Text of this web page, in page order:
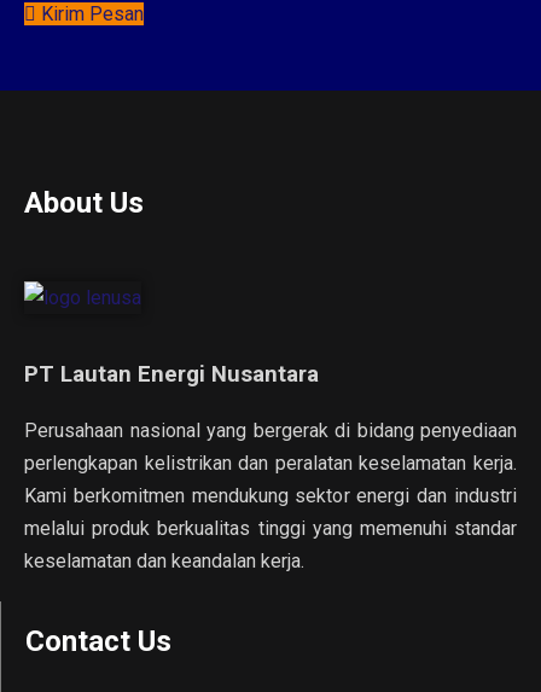
Kirim Pesan
About Us
PT Lautan Energi Nusantara
Perusahaan nasional yang bergerak di bidang penyediaan
perlengkapan kelistrikan dan peralatan keselamatan kerja.
Kami berkomitmen mendukung sektor energi dan industri
melalui produk berkualitas tinggi yang memenuhi standar
keselamatan dan keandalan kerja.
Contact Us